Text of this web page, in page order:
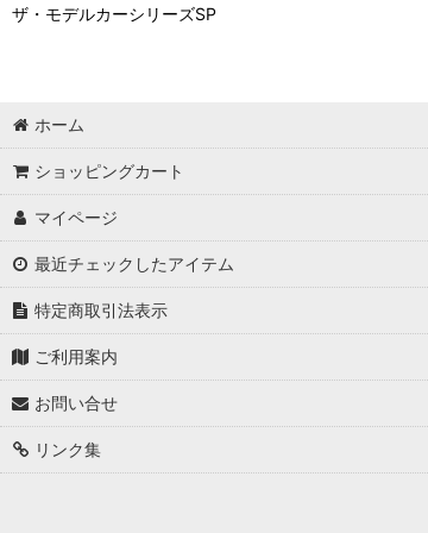
ザ・モデルカーシリーズSP
ホーム
ショッピングカート
マイページ
最近チェックしたアイテム
特定商取引法表示
ご利用案内
お問い合せ
リンク集